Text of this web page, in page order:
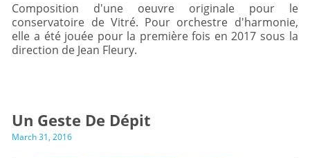
Composition d'une oeuvre originale pour le
conservatoire de Vitré. Pour orchestre d'harmonie,
elle a été jouée pour la première fois en 2017 sous la
direction de Jean Fleury.
Un Geste De Dépit
March 31, 2016